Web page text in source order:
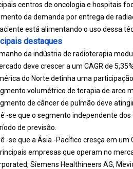
centros de oncologia e hospitais
da demanda por entrega de
está alimentando o uso dessa
destaques
da indústria de radioterapia
deve crescer a um CAGR de
do Norte detinha uma
volumétrico de terapia de arco
de câncer de pulmão deve
-se que o segmento independente
de previsão.
-se que a Ásia -Pacífico cresça em um
empresas que operam no
Siemens Healthineers AG,